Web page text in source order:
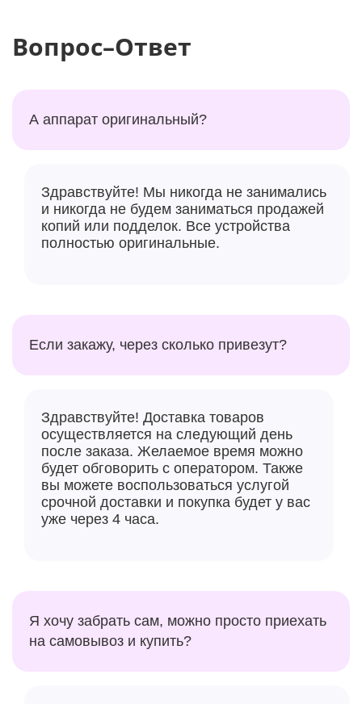
Вопрос–Ответ
А аппарат оригинальный?
Здравствуйте! Мы никогда не занимались
и никогда не будем заниматься продажей
копий или подделок. Все устройства
полностью оригинальные.
Если закажу, через сколько привезут?
Здравствуйте! Доставка товаров
осуществляется на следующий день
после заказа. Желаемое время можно
будет обговорить с оператором. Также
вы можете воспользоваться услугой
срочной доставки и покупка будет у вас
уже через 4 часа.
Я хочу забрать сам, можно просто приехать
на самовывоз и купить?